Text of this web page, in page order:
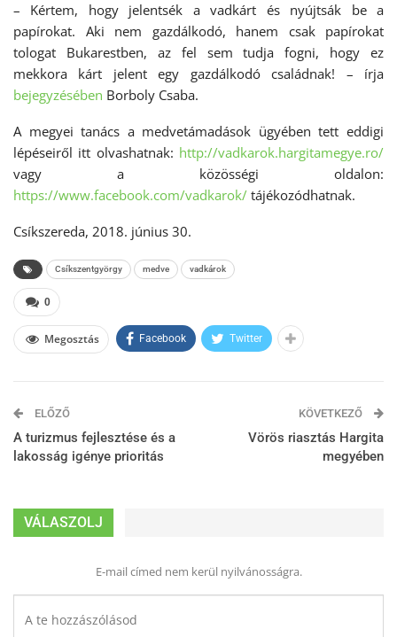
– Kértem, hogy jelentsék a vadkárt és nyújtsák be a
papírokat. Aki nem gazdálkodó, hanem csak papírokat
tologat Bukarestben, az fel sem tudja fogni, hogy ez
mekkora kárt jelent egy gazdálkodó családnak! – írja
bejegyzésében Borboly Csaba.
A megyei tanács a medvetámadások ügyében tett eddigi
lépéseiről itt olvashatnak: http://vadkarok.hargitamegye.ro/
vagy a közösségi oldalon:
https://www.facebook.com/vadkarok/ tájékozódhatnak.
Csíkszereda, 2018. június 30.
Csíkszentgyörgy medve vadkárok
0
Megosztás Facebook Twitter
ELŐZŐ
A turizmus fejlesztése és a
lakosság igénye prioritás
KÖVETKEZŐ
Vörös riasztás Hargita
megyében
VÁLASZOLJ
E-mail címed nem kerül nyilvánosságra.